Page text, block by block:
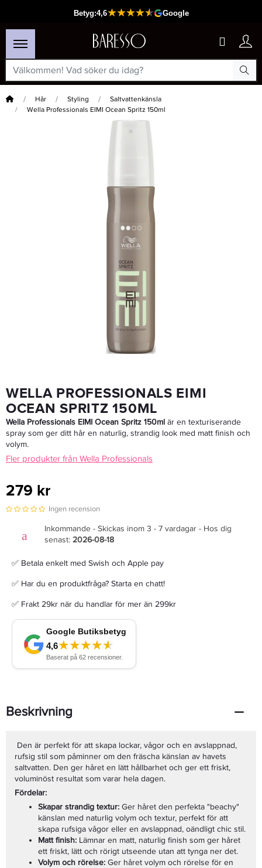
Hem Hår Styling
Saltvattenkänsla
Wella Professionals EIMI Ocean Spritz 150ml
Passar din varukorg
Cutrin HOHDE Silver Blond Shampoo 250 Ml - Schampo
285 kr 242,25 kr
LÄGG I VARUKORGEN
WELLA PROFESSIONALS EIMI
OCEAN SPRITZ 150ML
Wella Professionals EIMI Ocean Spritz 150ml är en texturiserande
spray som ger ditt hår en naturlig, strandig look med matt finish och
volym.
Fler produkter från Wella Professionals
279 kr
Ingen recension
Inkommande - Skickas inom 3 - 7 vardagar - Hos dig
senast: 2026-08-18
✅ Betala enkelt med Swish och Apple pay
✅ Har du en produktfråga? Starta en chatt!
✅ Frakt 29kr när du handlar för mer än 299kr
Beskrivning
Den är perfekt för att skapa lockar, vågor och en avslappnad,
rufsig stil som påminner om den fräscha känslan av havets
saltvatten. Den ger håret en lätt hållbarhet och ger ett friskt,
voluminöst resultat som varar hela dagen.
Fördelar:
Skapar strandig textur: Ger håret den perfekta "beachy"
känslan med naturlig volym och textur, perfekt för att
skapa rufsiga vågor eller en avslappnad, oändligt chic stil.
Matt finish: Lämnar en matt, naturlig finish som ger håret
ett friskt, lätt och rörigt utseende utan att tynga ner det.
Volym och rörelse: Ger håret volym och rörelse för en